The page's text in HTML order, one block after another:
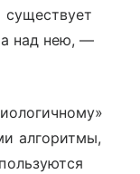
существует
а над нею, —
алгоритмы,